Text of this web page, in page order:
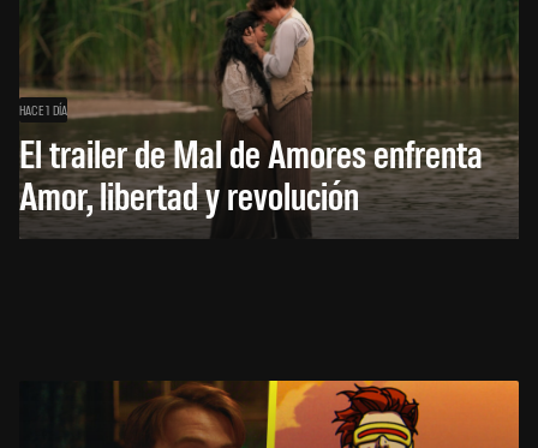
HACE 1 DÍA
El trailer de Mal de Amores enfrenta
Amor, libertad y revolución